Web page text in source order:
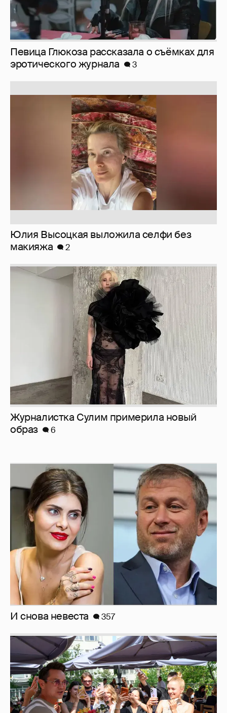
Юлия Высоцкая выложила селфи без
Журналистка Сулим примерила новый
И снова невеста 357
Анастасия Гребенкина, Женя Малахова,
Оксана Русланова и другие гости
фестиваля «Баланс вкуса и ритма»:
рассматриваем летние образы